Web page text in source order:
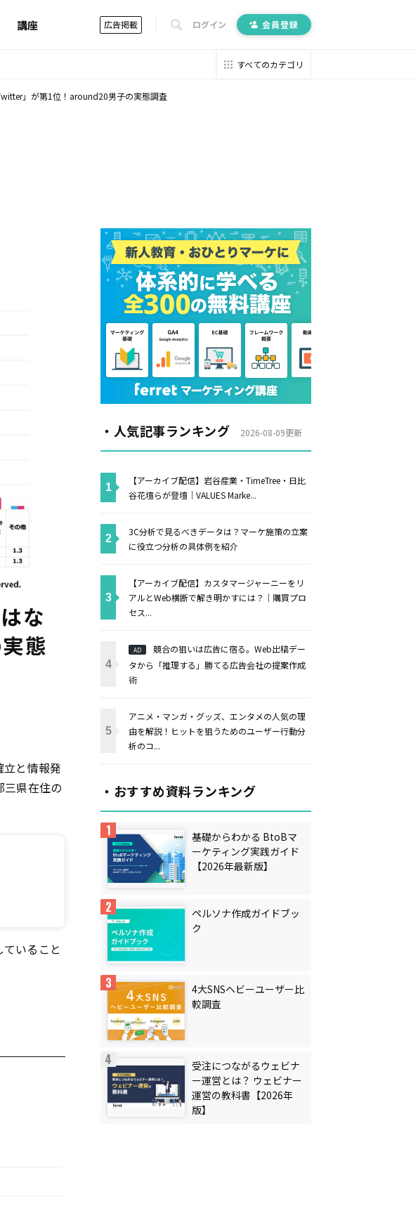
講座 広告掲載 ログイン 会員登録
すべてのカテゴリ
」が第1位！around20男子の実態調査
な
態
と情報発
県在住の
いること
・人気記事ランキング 2026-08-09更新
【アーカイブ配信】岩谷産業・TimeTree・日比
谷花壇らが登壇｜VALUES Marke...
3C分析で見るべきデータは？マーケ施策の立案
に役立つ分析の具体例を紹介
【アーカイブ配信】カスタマージャーニーをリ
アルとWeb横断で解き明かすには？｜購買プロ
セス...
AD
競合の狙いは広告に宿る。Web出稿デー
タから「推理する」勝てる広告会社の提案作成
術
アニメ・マンガ・グッズ、エンタメの人気の理
由を解説！ヒットを狙うためのユーザー行動分
析のコ...
・おすすめ資料ランキング
基礎からわかる BtoBマ
ーケティング実践ガイド
【2026年最新版】
ペルソナ作成ガイドブッ
ク
4大SNSヘビーユーザー比
較調査
受注につながるウェビナ
ー運営とは？ ウェビナー
運営の教科書【2026年
版】